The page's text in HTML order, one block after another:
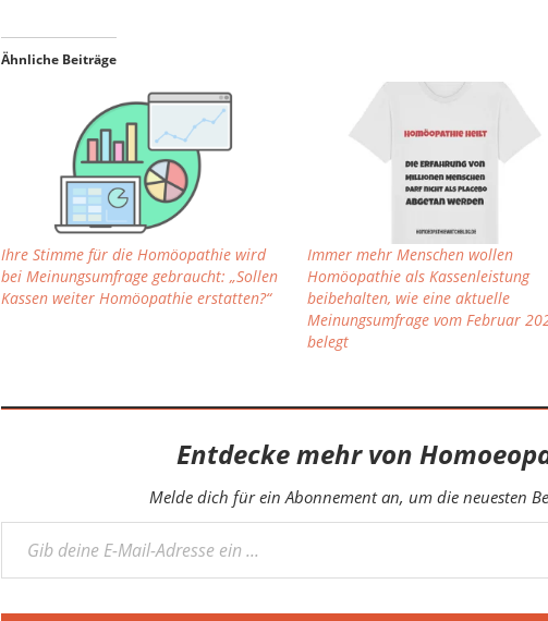
Ähnliche Beiträge
Ihre Stimme für die Homöopathie wird
bei Meinungsumfrage gebraucht: „Sollen
Kassen weiter Homöopathie erstatten?“
Immer mehr Menschen wollen
Homöopathie als Kassenleistung
beibehalten, wie eine aktuelle
Meinungsumfrage vom Februar
belegt
Entdecke mehr von
Melde dich für ein Abonnement an, um die neuesten
Gib deine E-Mail-Adresse ein ...